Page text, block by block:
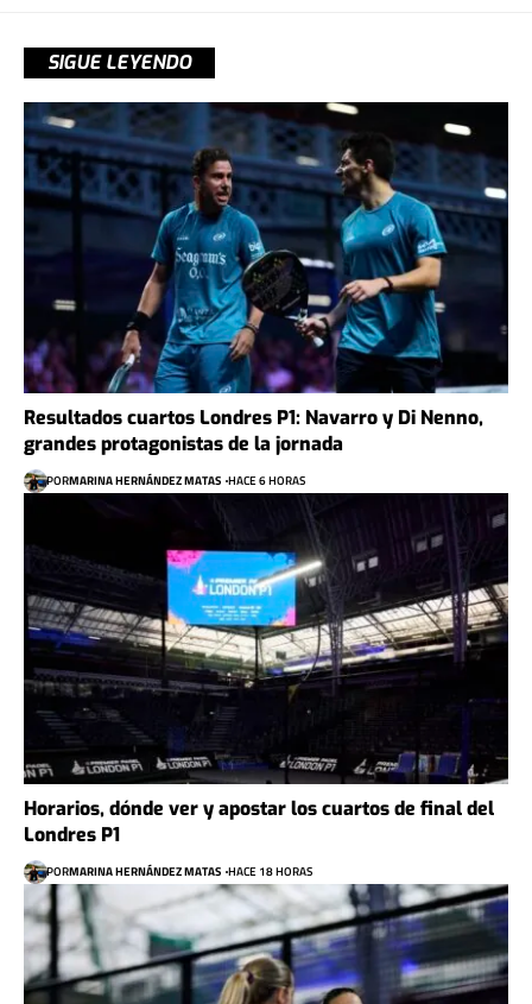
SIGUE LEYENDO
Resultados cuartos Londres P1: Navarro y Di Nenno,
grandes protagonistas de la jornada
PORMARINA HERNÁNDEZ MATAS HACE 6 HORAS
Horarios, dónde ver y apostar los cuartos de final del
Londres P1
PORMARINA HERNÁNDEZ MATAS HACE 18 HORAS